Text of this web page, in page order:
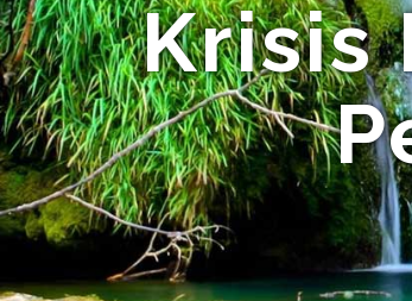
Krisis